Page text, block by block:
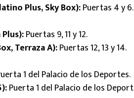
Plus, Sky Box):Puertas 4 y 6.
Puertas 9, 11 y 12.
Terraza A):Puertas 12, 13 y 14.
1 del Palacio de los Deportes.
Puerta 1 del Palacio de los